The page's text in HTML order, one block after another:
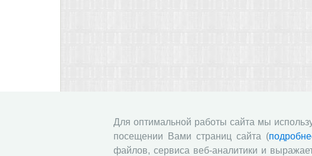
Для оптимальной работы сайта мы
посещении Вами страниц сайта (
файлов, сервиса веб-аналитики и